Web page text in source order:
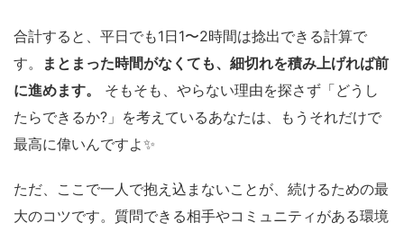
合計すると、平日でも1日1〜2時間は捻出できる計算で
す。
まとまった時間がなくても、細切れを積み上げれば前
に進めます。
そもそも、やらない理由を探さず「どうし
たらできるか?」を考えているあなたは、もうそれだけで
最高に偉いんですよ✨
ただ、ここで一人で抱え込まないことが、続けるための最
大のコツです。質問できる相手やコミュニティがある環境